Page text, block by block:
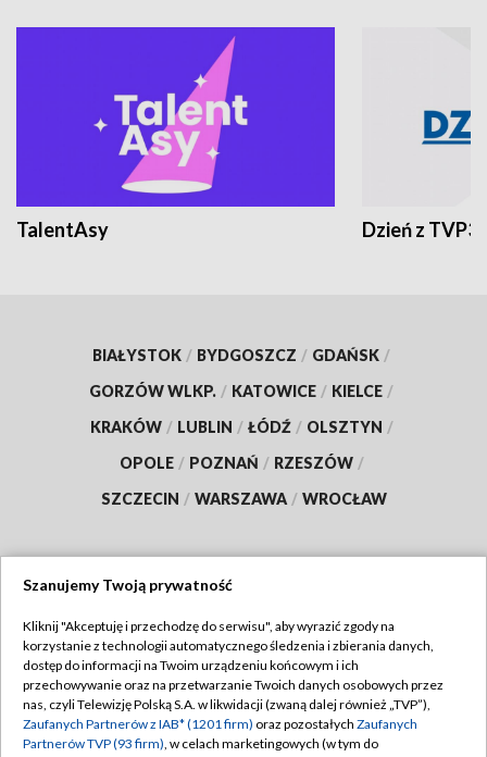
TalentAsy Dzień z TVP3
BIAŁYSTOK / BYDGOSZCZ / GDAŃSK /
GORZÓW WLKP. / KATOWICE / KIELCE /
KRAKÓW / LUBLIN / ŁÓDŹ / OLSZTYN /
OPOLE / POZNAŃ / RZESZÓW /
SZCZECIN / WARSZAWA / WROCŁAW
TVP
Abonament TVP
Emisja w TVP
Regulamin TVP
Polityka prywatności
Szanujemy Twoją prywatność
Kliknij "Akceptuję i przechodzę do serwisu", aby wyrazić zgody na
korzystanie z technologii automatycznego śledzenia i zbierania danych,
dostęp do informacji na Twoim urządzeniu końcowym i ich
przechowywanie oraz na przetwarzanie Twoich danych osobowych przez
nas, czyli Telewizję Polską S.A. w likwidacji (zwaną dalej również „TVP”),
Zaufanych Partnerów z IAB* (1201 firm) oraz pozostałych Zaufanych
Partnerów TVP (93 firm), w celach marketingowych (w tym do